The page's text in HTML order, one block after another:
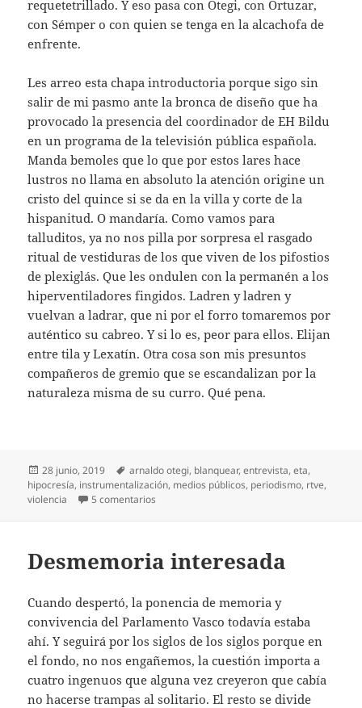
requetetrillado. Y eso pasa con Otegi, con Ortuzar,
con Sémper o con quien se tenga en la alcachofa de
enfrente.
Les arreo esta chapa introductoria porque sigo sin
salir de mi pasmo ante la bronca de diseño que ha
provocado la presencia del coordinador de EH Bildu
en un programa de la televisión pública española.
Manda bemoles que lo que por estos lares hace
lustros no llama en absoluto la atención origine un
cristo del quince si se da en la villa y corte de la
hispanitud. O mandaría. Como vamos para
talluditos, ya no nos pilla por sorpresa el rasgado
ritual de vestiduras de los que viven de los pifostios
de plexiglás. Que les ondulen con la permanén a los
hiperventiladores fingidos. Ladren y ladren y
vuelvan a ladrar, que ni por el forro tomaremos por
auténtico su cabreo. Y si lo es, peor para ellos. Elijan
entre tila y Lexatín. Otra cosa son mis presuntos
compañeros de gremio que se escandalizan por la
naturaleza misma de su curro. Qué pena.
Publicado
el
28 junio, 2019 Etiquetas
arnaldo otegi, blanquear,entrevista,eta,
hipocresía, instrumentalización, medios públicos, periodismo, rtve,
violencia
5 comentarios
Desmemoria interesada
Cuando despertó, la ponencia de memoria y
convivencia del Parlamento Vasco todavía estaba
ahí. Y seguirá por los siglos de los siglos porque en
el fondo, no nos engañemos, la cuestión importa a
cuatro ingenuos que alguna vez creyeron que cabía
no hacerse trampas al solitario. El resto se divide